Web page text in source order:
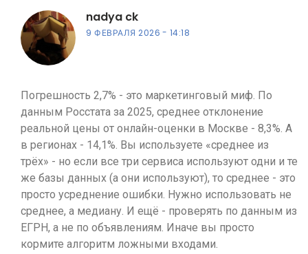
nadya ck
9 ФЕВРАЛЯ 2026 14:18
Погрешность 2,7% - это маркетинговый миф. По
данным Росстата за 2025, среднее отклонение
реальной цены от онлайн-оценки в Москве - 8,3%. А
в регионах - 14,1%. Вы используете «среднее из
трёх» - но если все три сервиса используют одни и те
же базы данных (а они используют), то среднее - это
просто усреднение ошибки. Нужно использовать не
среднее, а медиану. И ещё - проверять по данным из
ЕГРН, а не по объявлениям. Иначе вы просто
кормите алгоритм ложными входами.